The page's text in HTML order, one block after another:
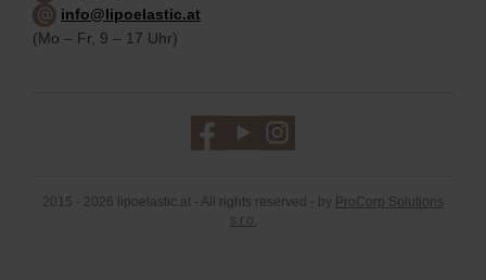
info@lipoelastic.at
(Mo – Fr, 9 – 17 Uhr)
2015 - 2026 lipoelastic.at - All rights reserved - by ProCorp Solutions
s.r.o.